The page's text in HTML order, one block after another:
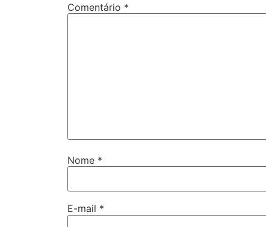
Comentário *
Nome *
E-mail *